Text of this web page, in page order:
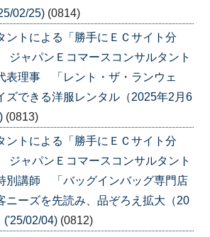
02/25) (0814)
ントによる「勝手にＥＣサイト分
ャパンＥコマースコンサルタント
理事 「レント・ザ・ランウェ
ズできる洋服レンタル（2025年2月6
(0813)
ントによる「勝手にＥＣサイト分
ャパンＥコマースコンサルタント
講師 「バッグインバッグ専門店
ーズを先読み、品ぞろえ拡大（20
('25/02/04) (0812)